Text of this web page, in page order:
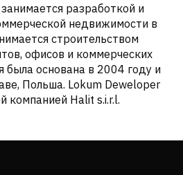
разработкой и
недвижимости в
строительством
офисов и коммерческих
основана в 2004 году и
Польша. Lokum Deweloper
компанией Halit s.i.r.l.